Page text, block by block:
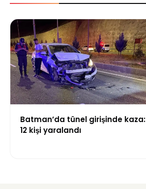
Batman’da tünel girişinde kaza:
12 kişi yaralandı